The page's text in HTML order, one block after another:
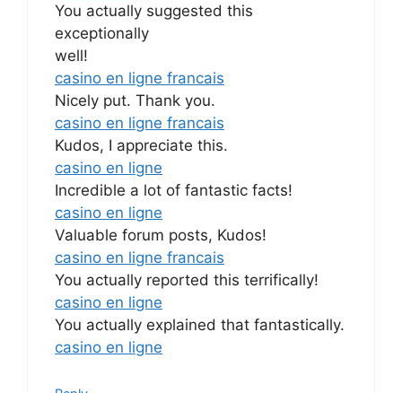
You actually suggested this
exceptionally
well!
casino en ligne francais
Nicely put. Thank you.
casino en ligne francais
Kudos, I appreciate this.
casino en ligne
Incredible a lot of fantastic facts!
casino en ligne
Valuable forum posts, Kudos!
casino en ligne francais
You actually reported this terrifically!
casino en ligne
You actually explained that fantastically.
casino en ligne